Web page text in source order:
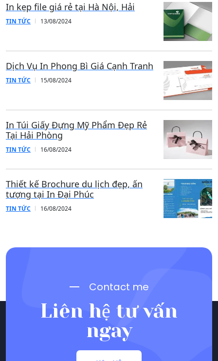
In kẹp file giá rẻ tại Hà Nội, Hải
TIN TỨC 13/08/2024
Dịch Vụ In Phong Bì Giá Cạnh Tranh
TIN TỨC 15/08/2024
In Túi Giấy Đựng Mỹ Phẩm Đẹp Rẻ
Tại Hải Phòng
TIN TỨC 16/08/2024
Thiết kế Brochure du lịch đẹp, ấn
tượng tại In Đại Phúc
TIN TỨC 16/08/2024
Contact me
Liên hệ tư vấn
ngay